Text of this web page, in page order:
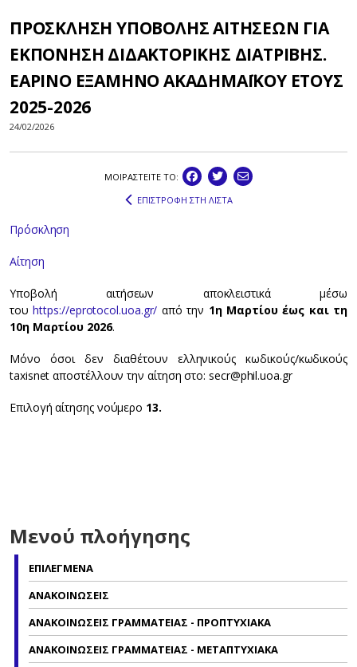
ΠΡΟΣΚΛΗΣΗ ΥΠΟΒΟΛΗΣ ΑΙΤΗΣΕΩΝ ΓΙΑ
ΕΚΠΟΝΗΣΗ ΔΙΔΑΚΤΟΡΙΚΗΣ ΔΙΑΤΡΙΒΗΣ.
ΕΑΡΙΝΟ ΕΞΑΜΗΝΟ ΑΚΑΔΗΜΑΪΚΟΥ ΕΤΟΥΣ
2025-2026
24/02/2026
ΜΟΙΡΑΣΤEIΤΕ ΤΟ:
ΕΠΙΣΤΡΟΦΗ ΣΤΗ ΛΙΣΤΑ
Πρόσκληση
Αίτηση
Υποβολή αιτήσεων αποκλειστικά μέσω
τουhttps://eprotocol.uoa.gr/ από την 1η Μαρτίου έως και τη
10η Μαρτίου 2026.
Mόνο όσοι δεν διαθέτουν ελληνικούς κωδικούς/κωδικούς
taxisnet αποστέλλουν την αίτηση στο: secr@phil.uoa.gr
Επιλογή αίτησης νούμερο 13.
Μενού πλοήγησης
ΕΠΙΛΕΓΜΕΝΑ
ΑΝΑΚΟΙΝΩΣΕΙΣ
ΑΝΑΚΟΙΝΩΣΕΙΣ ΓΡΑΜΜΑΤΕΙΑΣ - ΠΡΟΠΤΥΧΙΑΚΑ
ΑΝΑΚΟΙΝΩΣΕΙΣ ΓΡΑΜΜΑΤΕΙΑΣ - ΜΕΤΑΠΤΥΧΙΑΚΑ